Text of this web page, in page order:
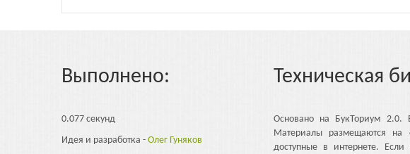
Выполнено:
0.077 секунд
Идея и разработка - Олег Гуняков
Техническая
Основано на БукТориум 2.0.
Материалы размещаются на
доступные в интернете.